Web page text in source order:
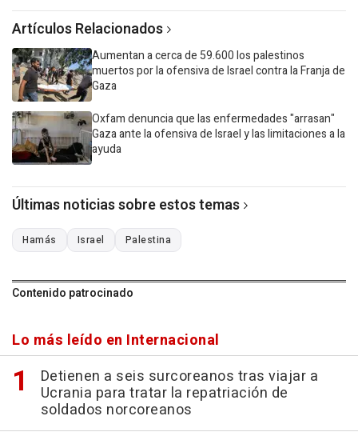
Artículos Relacionados
Aumentan a cerca de 59.600 los palestinos
muertos por la ofensiva de Israel contra la Franja de
Gaza
Oxfam denuncia que las enfermedades "arrasan"
Gaza ante la ofensiva de Israel y las limitaciones a la
ayuda
Últimas noticias sobre estos temas
Hamás Israel Palestina
Contenido patrocinado
Lo más leído en Internacional
Detienen a seis surcoreanos tras viajar a
Ucrania para tratar la repatriación de
soldados norcoreanos